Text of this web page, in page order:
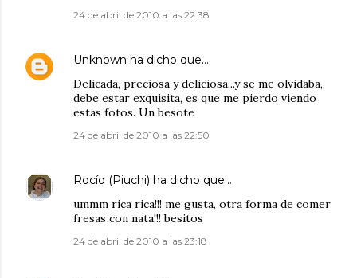
24 de abril de 2010 a las 22:38
Unknown ha dicho que…
Delicada, preciosa y deliciosa...y se me olvidaba,
debe estar exquisita, es que me pierdo viendo
estas fotos. Un besote
24 de abril de 2010 a las 22:50
Rocío (Piuchi) ha dicho que…
ummm rica rica!!! me gusta, otra forma de comer
fresas con nata!!! besitos
24 de abril de 2010 a las 23:18